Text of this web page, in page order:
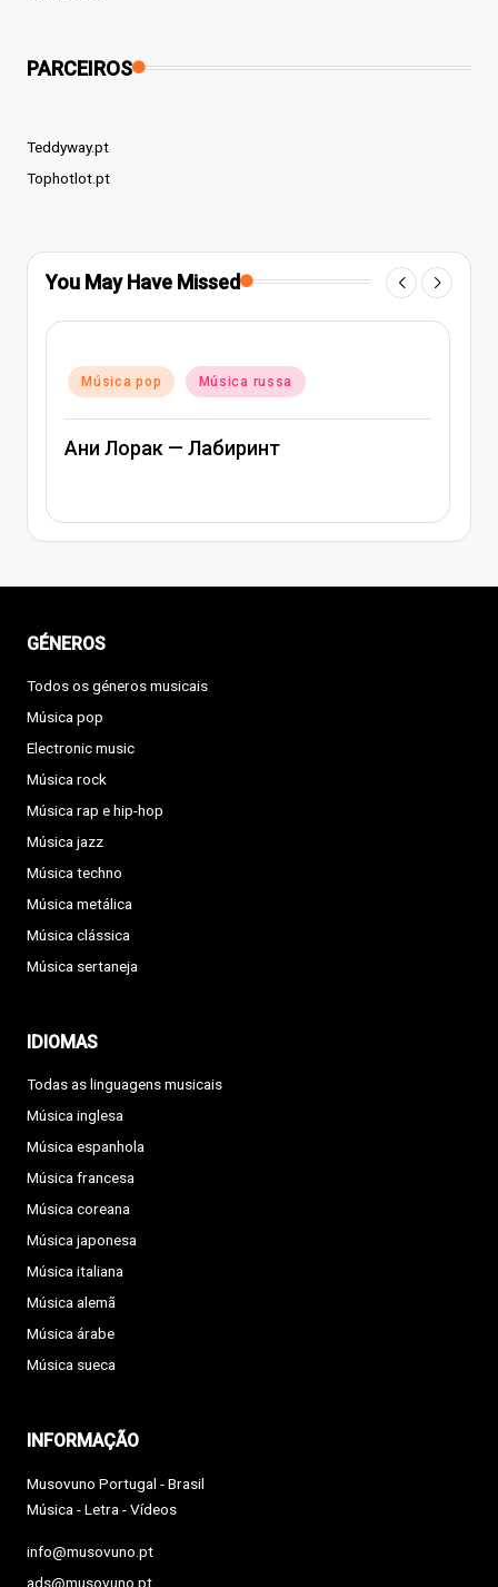
PARCEIROS
Teddyway.pt
Tophotlot.pt
You May Have Missed
Posted
in
Música pop Música russa
Ани Лорак — Лабиринт
GÉNEROS
Todos os géneros musicais
Música pop
Electronic music
Música rock
Música rap e hip-hop
Música jazz
Música techno
Música metálica
Música clássica
Música sertaneja
IDIOMAS
Todas as linguagens musicais
Música inglesa
Música espanhola
Música francesa
Música coreana
Música japonesa
Música italiana
Música alemã
Música árabe
Música sueca
INFORMAÇÃO
Musovuno Portugal - Brasil
Música - Letra - Vídeos
info@musovuno.pt
ads@musovuno.pt